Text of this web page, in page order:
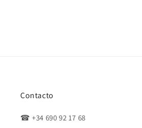
Contacto
☎ +34 690 92 17 68